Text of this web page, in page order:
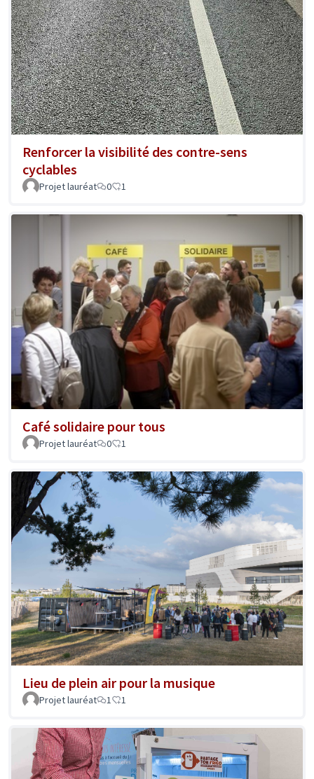
Renforcer la visibilité des contre-sens
cyclables
Projet lauréat 0 1
Café solidaire pour tous
Projet lauréat 0 1
Lieu de plein air pour la musique
Projet lauréat 1 1